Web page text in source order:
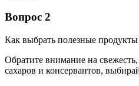
Вопрос 2
Как выбрать полезные
Обратите внимание на
сахаров и консервантов,